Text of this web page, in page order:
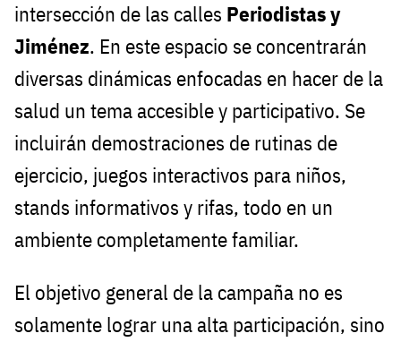
intersección de las calles Periodistas y
Jiménez. En este espacio se concentrarán
diversas dinámicas enfocadas en hacer de la
salud un tema accesible y participativo. Se
incluirán demostraciones de rutinas de
ejercicio, juegos interactivos para niños,
stands informativos y rifas, todo en un
ambiente completamente familiar.
El objetivo general de la campaña no es
solamente lograr una alta participación, sino